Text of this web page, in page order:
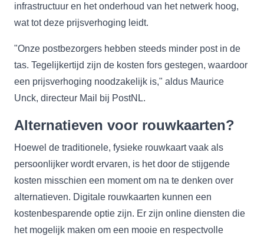
infrastructuur en het onderhoud van het netwerk hoog,
wat tot deze prijsverhoging leidt.
"Onze postbezorgers hebben steeds minder post in de
tas. Tegelijkertijd zijn de kosten fors gestegen, waardoor
een prijsverhoging noodzakelijk is," aldus Maurice
Unck, directeur Mail bij PostNL.
Alternatieven voor rouwkaarten?
Hoewel de traditionele, fysieke rouwkaart vaak als
persoonlijker wordt ervaren, is het door de stijgende
kosten misschien een moment om na te denken over
alternatieven. Digitale rouwkaarten kunnen een
kostenbesparende optie zijn. Er zijn online diensten die
het mogelijk maken om een mooie en respectvolle